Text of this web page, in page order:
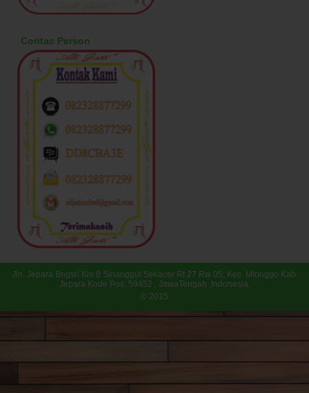
Contac Person
Jln. Jepara Bngsri Km 8 Sinanggul Sekacer Rt 27 Rw 05, Kec. Mlonggo Kab.
Jepara Kode Pos. 59452 , JawaTengah ,Indonesia.
© 2015